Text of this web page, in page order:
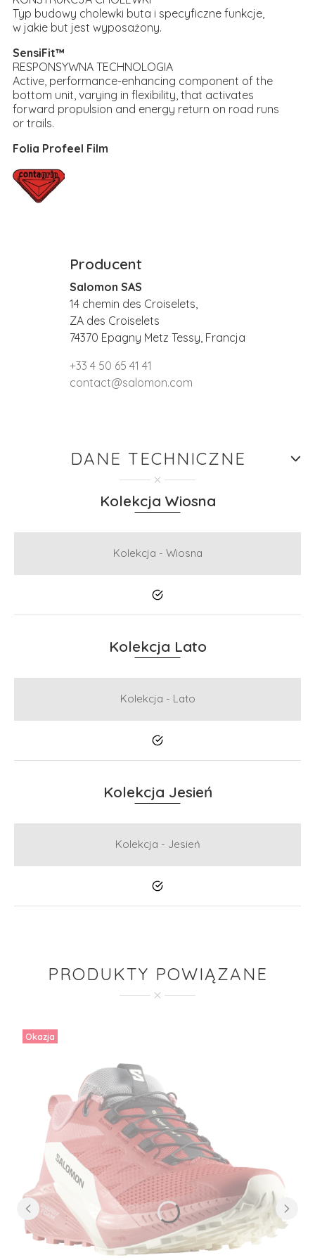
Typ budowy cholewki buta i specyficzne funkcje,
w jakie but jest wyposażony.
SensiFit™
RESPONSYWNA TECHNOLOGIA
Active, performance-enhancing component of the
bottom unit, varying in flexibility, that activates
forward propulsion and energy return on road runs
or trails.
Folia Profeel Film
Producent
Salomon SAS
14 chemin des Croiselets,
ZA des Croiselets
74370 Epagny Metz Tessy, Francja
+33 4 50 65 41 41
contact@salomon.com
DANE TECHNICZNE
Kolekcja Wiosna
Kolekcja - Wiosna
Tak
Kolekcja Lato
Kolekcja - Lato
Tak
Kolekcja Jesień
Kolekcja - Jesień
Tak
PRODUKTY POWIĄZANE
Okazja